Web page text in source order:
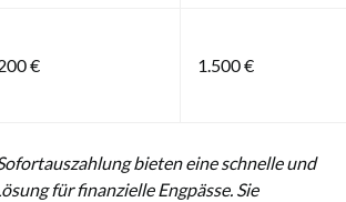
€ 1.500 €
bieten eine schnelle und
für finanzielle Engpässe. Sie